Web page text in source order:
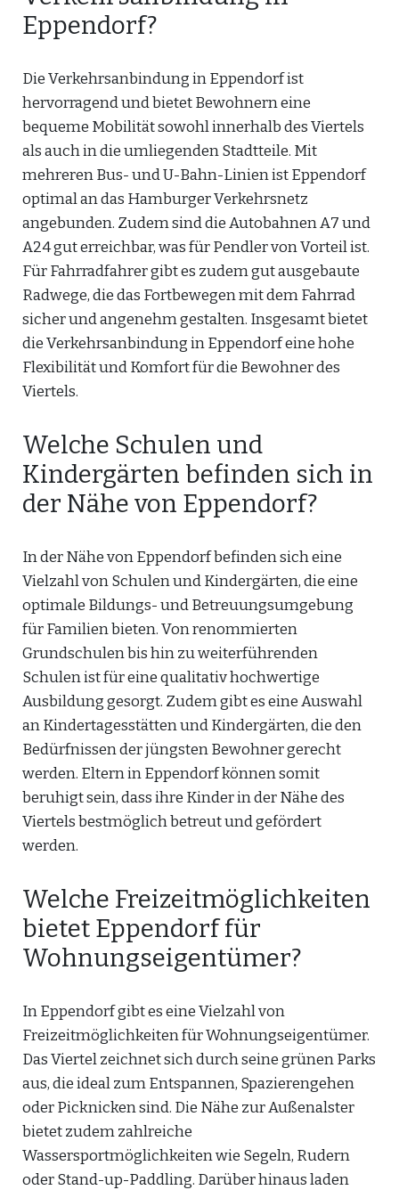
Eppendorf?
Die Verkehrsanbindung in Eppendorf ist
hervorragend und bietet Bewohnern eine
bequeme Mobilität sowohl innerhalb des Viertels
als auch in die umliegenden Stadtteile. Mit
mehreren Bus- und U-Bahn-Linien ist Eppendorf
optimal an das Hamburger Verkehrsnetz
angebunden. Zudem sind die Autobahnen A7 und
A24 gut erreichbar, was für Pendler von Vorteil ist.
Für Fahrradfahrer gibt es zudem gut ausgebaute
Radwege, die das Fortbewegen mit dem Fahrrad
sicher und angenehm gestalten. Insgesamt bietet
die Verkehrsanbindung in Eppendorf eine hohe
Flexibilität und Komfort für die Bewohner des
Viertels.
Welche Schulen und
Kindergärten befinden sich in
der Nähe von Eppendorf?
In der Nähe von Eppendorf befinden sich eine
Vielzahl von Schulen und Kindergärten, die eine
optimale Bildungs- und Betreuungsumgebung
für Familien bieten. Von renommierten
Grundschulen bis hin zu weiterführenden
Schulen ist für eine qualitativ hochwertige
Ausbildung gesorgt. Zudem gibt es eine Auswahl
an Kindertagesstätten und Kindergärten, die den
Bedürfnissen der jüngsten Bewohner gerecht
werden. Eltern in Eppendorf können somit
beruhigt sein, dass ihre Kinder in der Nähe des
Viertels bestmöglich betreut und gefördert
werden.
Welche Freizeitmöglichkeiten
bietet Eppendorf für
Wohnungseigentümer?
In Eppendorf gibt es eine Vielzahl von
Freizeitmöglichkeiten für Wohnungseigentümer.
Das Viertel zeichnet sich durch seine grünen Parks
aus, die ideal zum Entspannen, Spazierengehen
oder Picknicken sind. Die Nähe zur Außenalster
bietet zudem zahlreiche
Wassersportmöglichkeiten wie Segeln, Rudern
oder Stand-up-Paddling. Darüber hinaus laden